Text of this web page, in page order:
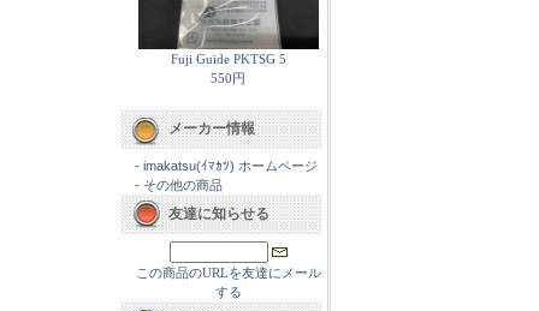
Fuji Guide PKTSG 5
550円
メーカー情報
- imakatsu(ｲﾏｶﾂ) ホームページ
- その他の商品
友達に知らせる
この商品のURLを友達にメール
する